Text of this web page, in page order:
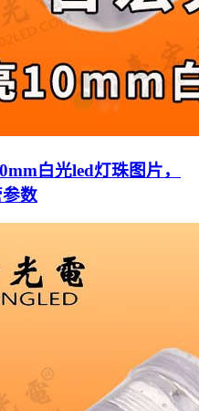
白光led灯珠图片，
数